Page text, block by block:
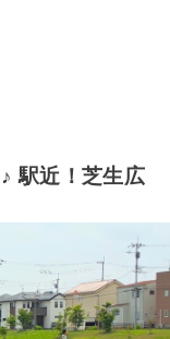
駅近！芝生広